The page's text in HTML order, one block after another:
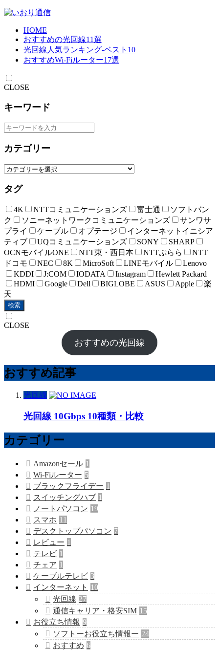
HOME
おすすめの光回線11選
光回線人気ランキング-ベスト10
おすすめWi-Fiルーター17選
CLOSE
キーワード
カテゴリー
タグ
4K NTTコミュニケーションズ 富士通
ソフトバン
ク
ソニーネットワークコミュニケーションズ
サンワサ
プライ
ケーブル オプテージ
インターネットイニシア
ティブ
UQコミュニケーションズ SONY
SHARP
OCNモバイルONE
NTT東・西日本 NTTぷらら
NTT
ドコモ
NEC 8K MicroSoft LINEモバイル
Lenovo
KDDI
J:COM IODATA Instagram
Hewlett Packard
HDMI
Google Dell BIGLOBE ASUS Apple
楽
天
検索
CLOSE
おすすめの光回線
おすすめ記事
光回線
光回線 10Gbps 10種類・比較
カテゴリー
Amazonセール 1
Wi-Fiルーター 5
ブラックフライデー 1
スイッチングハブ 1
ノートパソコン 19
スマホ 11
デスクトップパソコン 7
レビュー 1
テレビ 1
チェア 1
ケーブルテレビ 3
インターネット
10
光回線 27
通信キャリア・格安SIM 15
お役立ち情報 9
ソフトーお役立ち情報ー 24
おすすめ 6